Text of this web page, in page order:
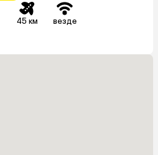
45 км везде